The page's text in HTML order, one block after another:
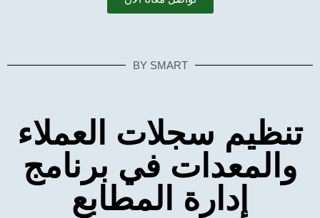
BY SMART
تنظيم سجلات العملاء
والمعدات في برنامج
إدارة المطابع